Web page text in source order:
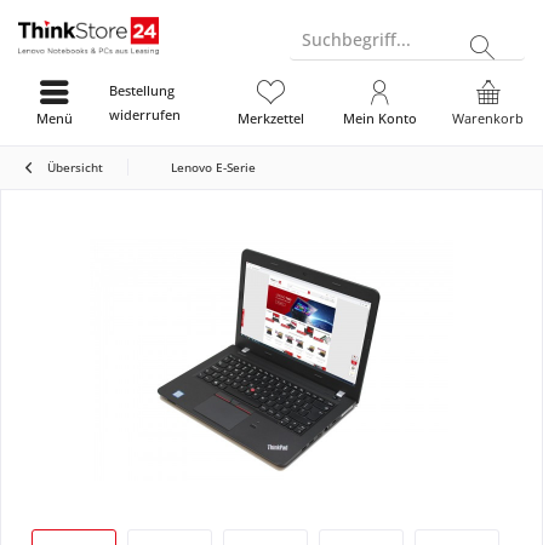
Suchbegriff...
Bestellung
widerrufen
Warenkorb
Merkzettel Mein Konto
Menü
Übersicht Lenovo E-Serie